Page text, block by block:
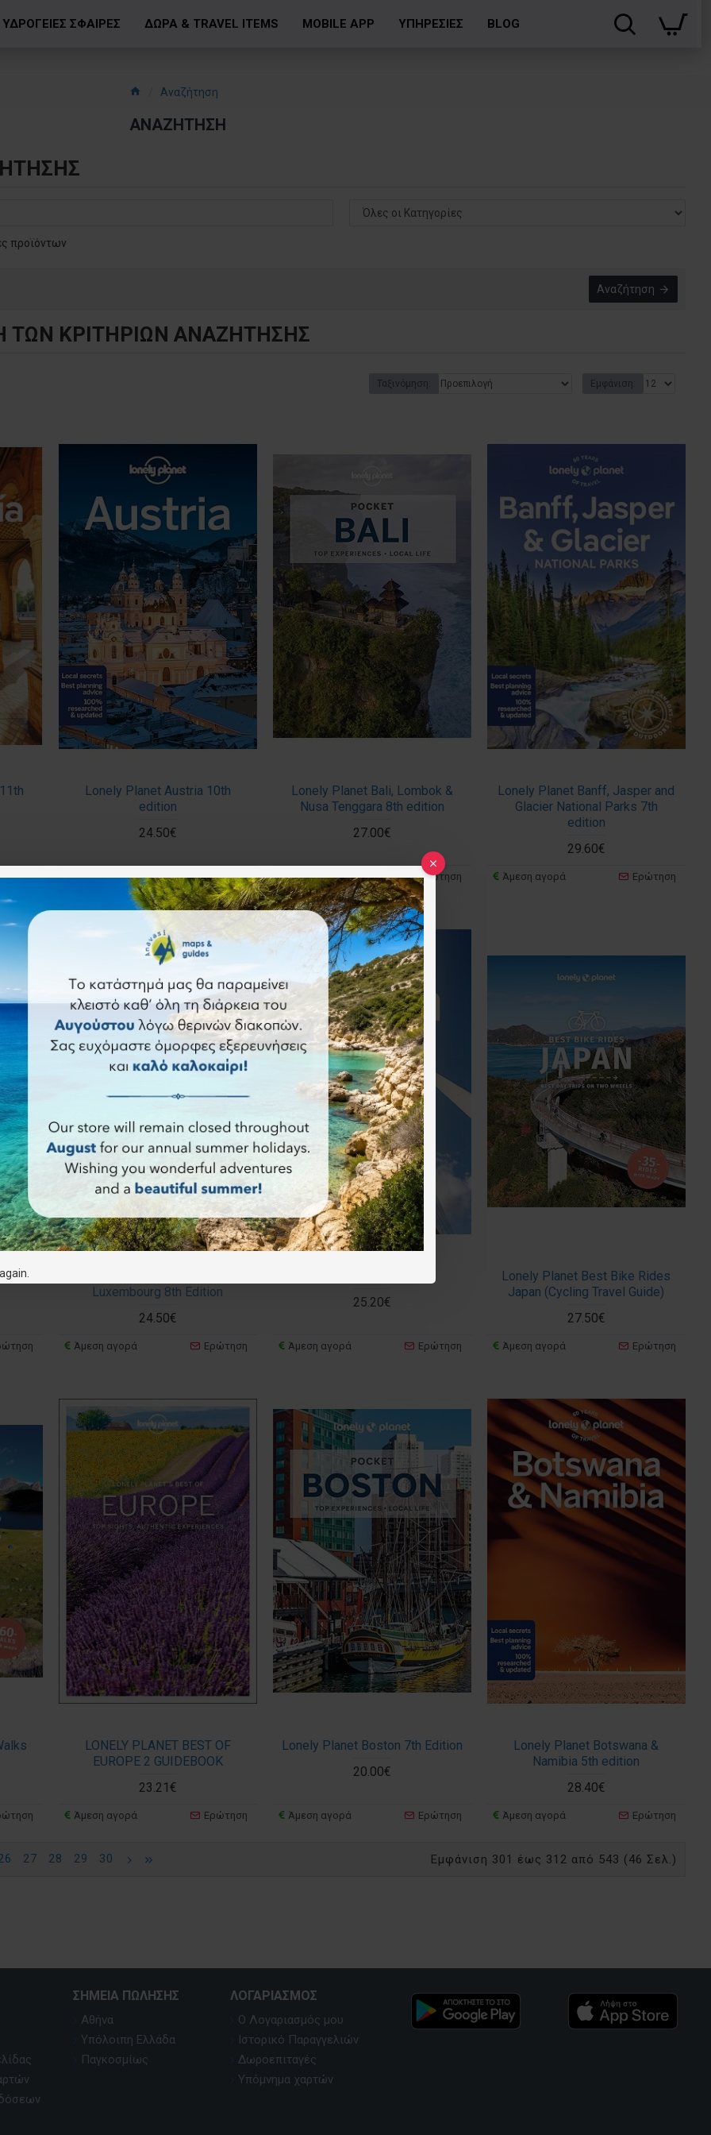
ΥΔΡΟΓΕΙΕΣ ΣΦΑΙΡΕΣ ΔΩΡΑ & TRAVEL ITEMS MOBILE APP ΥΠΗΡΕΣΙΕΣ BLOG
Αναζήτηση
ΑΝΑΖΉΤΗΣΗ
προϊόντων
Αναζήτηση
ΤΩΝ ΚΡΙΤΗΡΙΩΝ ΑΝΑΖΉΤΗΣΗΣ
Ταξινόμηση: Εμφάνιση:
Lonely Planet Austria 10th
edition
24.50€
Άμεση αγορά Ερώτηση
Lonely Planet Bali, Lombok &
Nusa Tenggara 8th edition
27.00€
Άμεση αγορά Ερώτηση
Lonely Planet Banff, Jasper and
Glacier National Parks 7th
edition
29.60€
Άμεση αγορά Ερώτηση
Luxembourg 8th Edition
24.50€
Άμεση αγορά Ερώτηση
25.20€
Άμεση αγορά Ερώτηση
Lonely Planet Best Bike Rides
Japan (Cycling Travel Guide)
27.50€
Άμεση αγορά Ερώτηση
LONELY PLANET BEST OF
EUROPE 2 GUIDEBOOK
23.21€
Άμεση αγορά Ερώτηση
Lonely Planet Boston 7th Edition
20.00€
Άμεση αγορά Ερώτηση
Lonely Planet Botswana &
Namibia 5th edition
28.40€
Άμεση αγορά Ερώτηση
27 28 29 30 Εμφάνιση 301 έως 312 από 543 (46 Σελ.)
ΣΗΜΕΊΑ ΠΏΛΗΣΗΣ
Αθήνα
Υπόλοιπη Ελλάδα
Παγκοσμίως
ΛΟΓΑΡΙΑΣΜΌΣ
Ο Λογαριασμός μου
Ιστορικό Παραγγελιών
Δωροεπιταγές
Υπόμνημα χαρτών